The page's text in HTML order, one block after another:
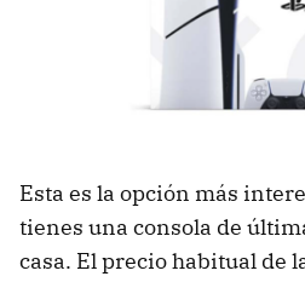
Esta es la opción más
tienes una consola de
casa. El precio habitual de